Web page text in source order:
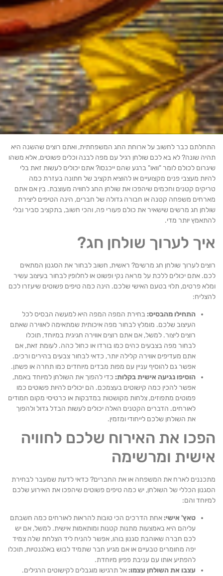
כבר לחשוב על ארוחת החג המשפחתית, ואתם רוצים שהשנה היא
שונה? לא בא לכם שולחן רגיל עם מפה לבנה וכלים פשוטים, אלא משהו
לכולם לומר "וואו" ברגע שהם ייכנסו? אתם יכולים לעשות זאת בלי
מעצבי פנים מקצועיים או להוציא תקציב של חתונה בעזרת כמה
קטנים וחכמים שיהפכו את שולחן החג לחוויה מעוצבת. בין אם אתם
משפחה קטנה או חבורה גדולה של חברים, הינה הטיפים ליצירת
חג מרשים שישאיר את כולם פעורי פה, והכי חשוב, בתקציב סביר ובלי
יותר מדי.
לערוך שולחן חג?
לערוך שולחן חג מרשים? ראשית, חשוב לבחור את הסגנון המתאים
אתם יכולים ללכת על מראה נקי ופשוט או לחלופין לבחור בעיצוב עשיר
פרטים, תלוי בטעם האישי שלכם. הינה כמה טיפים פשוטים שיעזרו לכם
התחילו מהבסיס:בחירת המפה המפה היא למעשה הבסיס לכל
העיצוב שלכם. מומלץ לבחור מפה איכותית שמתאימה לאווירה שאתם
רוצים ליצור. למשל, אם אתם רוצים אווירה חגיגית במיוחד, תוכלו
לבחור מפה בצבעים כהים כמו בורדו או כחול כהה. לעומת זאת, אם
אתם מעדיפים אווירה קלילה יותר, כדאי לבחור צבעים בהירים ורכים.
אפשר גם להוסיף עניין עם מפות מבדים מיוחדים כמו תחרה או פשתן.
הוסיפו נגיעה אישית בקלות:כדי להפוך את השולחן למיוחד באמת,
אפשר להכין כמה קישוטים בעצמכם. הם יכולים להיות פשוטים כמו
פמוטים מתפוזים, צלחות מקושטות במדבקות או כרטיסי מקום חמודים
לאורחים. הדברים הקטנים האלה יכולים לעשות הבדל גדול ולהפוך
את השולחן שלכם לייחודי ומזמין.
את האירוח שלכם לחוויה
ומרשימה
לארח את המשפחה או את החברים? כדאי לדעת שמעבר לבחירת
הכללי של השולחן, יש כמה טיפים פשוטים שיהפכו את האירוע שלכם
והם:
טאץ' אישי:אחת הדרכים הכי טובות להראות לאורחים כמה חשבתם
עליהם היא באמצעות מתנות קטנות ומותאמות אישית. למשל, אם יש
לכם חברה שאוהבת סגנון בוהו, אפשר להניח ליד הצלחת שלה צמיד
יפה מחומרים טבעיים או אם מגיע חבר שתמיד לבוש באלגנטיות, תוכלו
להפתיע אותו עם עניבת פפיון מיוחדת.
עצבו את השולחן עצמו:אל תרגישו מוגבלים לקישוטים הרגילים.